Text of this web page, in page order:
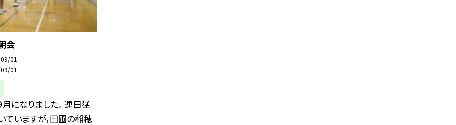
会
01
01
になりました。 連日猛
ていますが，田圃の稲穂